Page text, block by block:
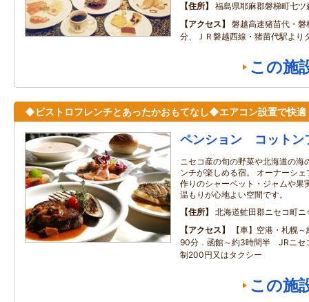
住所
福島県耶麻郡磐梯町七
アクセス
磐越高速猪苗代・
分、ＪＲ磐越西線・猪苗代駅より
この施
◆ビストロフレンチとあったかおもてなし◆エアコン設置で快適
ペンション コットン
ニセコ産の旬の野菜や北海道の海
ンチが楽しめる宿。 オーナーシ
作りのシャーベット・ジャムや果
温もりが心地よい空間です。
住所
北海道虻田郡ニセコ町
アクセス
【車】空港・札幌
90分．函館～約3時間半 JRニセ
制200円又はタクシー
この施